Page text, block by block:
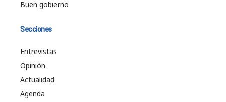
Buen gobierno
Secciones
Entrevistas
Opinión
Actualidad
Agenda